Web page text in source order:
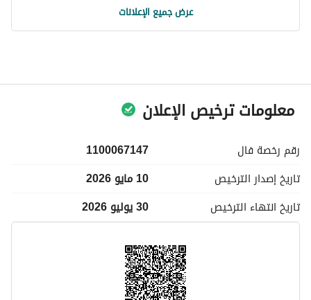
عرض جميع الإعلانات
معلومات ترخيص الإعلان
رقم رخصة فال
1100067147
تاريخ إصدار الترخيص
10 مايو 2026
تاريخ انتهاء الترخيص 30 يوليو 2026